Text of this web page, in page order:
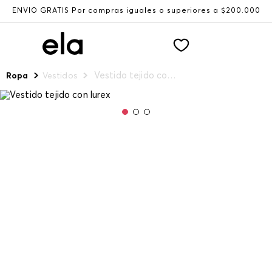
ENVÍO GRATIS Por compras iguales o superiores a $200.000
Ropa Vestidos Vestido tejido con lurex